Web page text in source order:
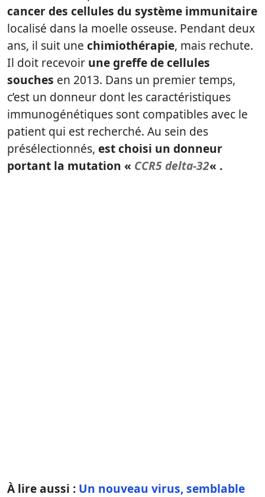
cancer des cellules du système immunitaire
localisé dans la moelle osseuse. Pendant deux
ans, il suit une chimiothérapie, mais rechute.
Il doit recevoir une greffe de cellules
souches en 2013. Dans un premier temps,
c’est un donneur dont les caractéristiques
immunogénétiques sont compatibles avec le
patient qui est recherché. Au sein des
présélectionnés, est choisi un donneur
portant la mutation « CCR5 delta-32« .
À lire aussi : Un nouveau virus, semblable